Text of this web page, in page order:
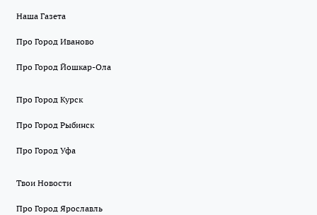
Наша Газета
Про Город Иваново
Про Город Йошкар-Ола
Про Город Курск
Про Город Рыбинск
Про Город Уфа
Твои Новости
Про Город Ярославль